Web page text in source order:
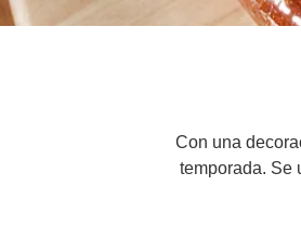
Con una
temporada. Se